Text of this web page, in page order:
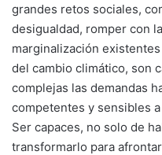
grandes retos sociales,
desigualdad, romper con
marginalización
del cambio climático, son
complejas las demandas
competentes y sensibles
Ser capaces, no solo de
transformarlo para